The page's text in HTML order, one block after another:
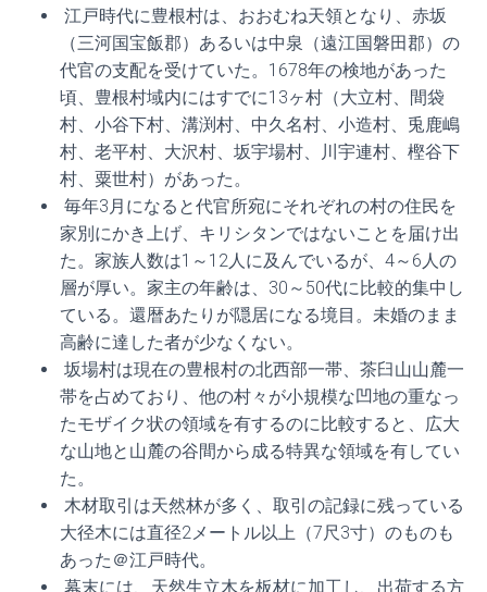
江戸時代に豊根村は、おおむね天領となり、赤坂
（三河国宝飯郡）あるいは中泉（遠江国磐田郡）の
代官の支配を受けていた。1678年の検地があった
頃、豊根村域内にはすでに13ヶ村（大立村、間袋
村、小谷下村、溝渕村、中久名村、小造村、兎鹿嶋
村、老平村、大沢村、坂宇場村、川宇連村、樫谷下
村、粟世村）があった。
毎年3月になると代官所宛にそれぞれの村の住民を
家別にかき上げ、キリシタンではないことを届け出
た。家族人数は1～12人に及んでいるが、4～6人の
層が厚い。家主の年齢は、30～50代に比較的集中し
ている。還暦あたりが隠居になる境目。未婚のまま
高齢に達した者が少なくない。
坂場村は現在の豊根村の北西部一帯、茶臼山山麓一
帯を占めており、他の村々が小規模な凹地の重なっ
たモザイク状の領域を有するのに比較すると、広大
な山地と山麓の谷間から成る特異な領域を有してい
た。
木材取引は天然林が多く、取引の記録に残っている
大径木には直径2メートル以上（7尺3寸）のものも
あった＠江戸時代。
幕末には、天然生立木を板材に加工し、出荷する方